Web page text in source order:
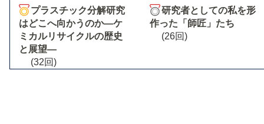
プラスチック分解研究
はどこへ向かうのか―ケ
ミカルリサイクルの歴史
と展望―
(32回)
研究者としての私を形
作った「師匠」たち
(26回)